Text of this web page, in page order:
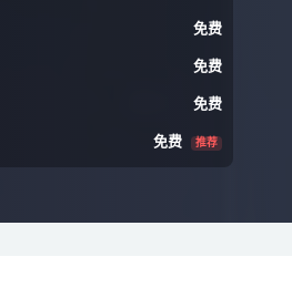
免费
免费
免费
免费 推荐